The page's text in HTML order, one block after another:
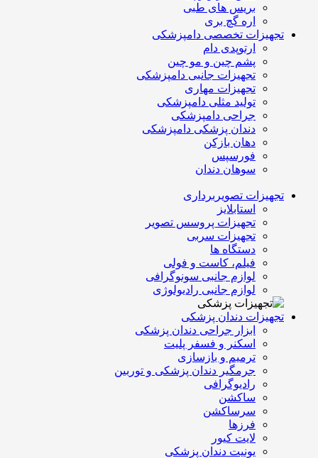
بریس های طبی
اره گچ بری
تجهیزات تخصصی دامپزشکی
ارتوپدی دام
پشم چین و مو چین
تجهیزات جانبی دامپزشکی
تجهیزات مهاری
تولید مثلی دامپزشکی
جراحی دامپزشکی
دندان پزشکی دامپزشکی
دهان بازکن
فورسپس
سوهان دندان
تجهیزات تصویربرداری
استابلایز
تجهیزات پروسس تصویر
تجهیزات سربی
دستگاه ها
فیلم، کاست و فولی
لوازم جانبی سونوگرافی
لوازم جانبی رادیولوژی
تجهیزات دندان پزشکی
ابزار جراحی دندان پزشکی
اسکنر و فسفر پلیت
ترمیم و بازسازی
جرمگیر دندان پزشکی و توربین
رادیوگرافی
ساکشن
سرساکشن
فرزها
لایت کیور
یونیت دندان پزشکی